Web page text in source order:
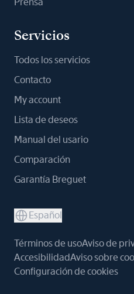
Servicios
Todos los servicios
Contacto
My account
Lista de deseos
Manual del usario
Comparación
Garantía Breguet
Español
Términos de usoAviso de
AccesibilidadAviso sobre
Configuración de cookies